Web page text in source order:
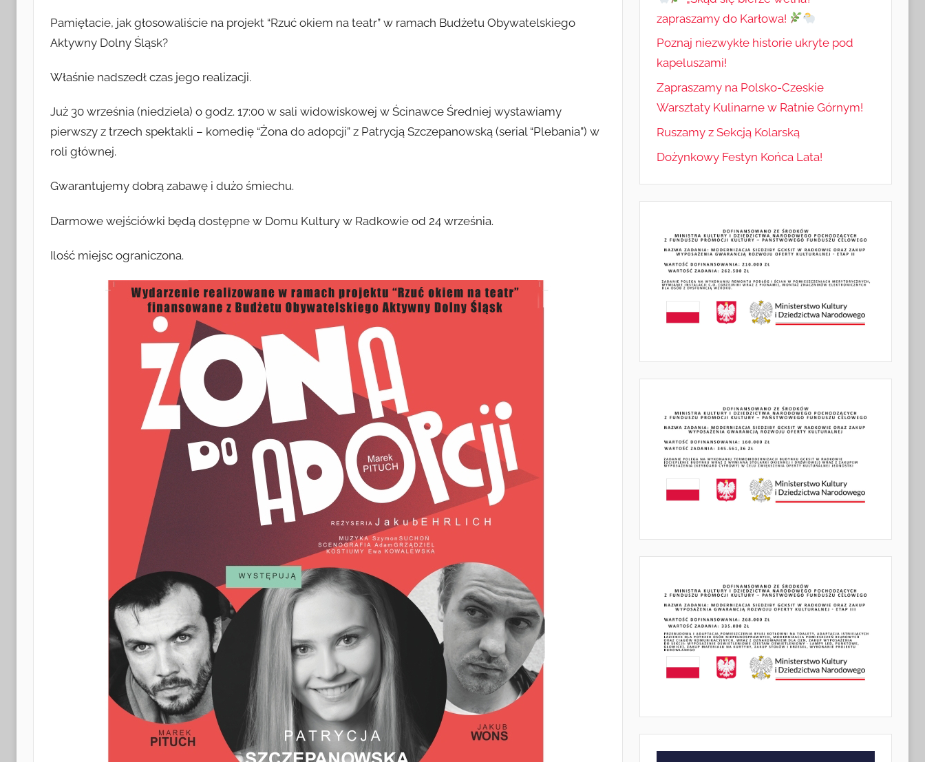
z
a
m
i
Pamiętacie, jak głosowaliście na projekt “Rzuć okiem na teatr” w ramach Budżetu Obywatelskiego
Aktywny Dolny Śląsk?
Właśnie nadszedł czas jego realizacji.
Już 30 września (niedziela) o godz. 17:00 w sali widowiskowej w Ścinawce Średniej wystawiamy
pierwszy z trzech spektakli – komedię “Żona do adopcji” z Patrycją Szczepanowską (serial “Plebania”) w
roli głównej.
Gwarantujemy dobrą zabawę i dużo śmiechu.
Darmowe wejściówki będą dostępne w Domu Kultury w Radkowie od 24 września.
Ilość miejsc ograniczona.
zapraszamy do Karłowa!
Poznaj niezwykłe historie ukryte pod
kapeluszami!
Zapraszamy na Polsko-Czeskie
Warsztaty Kulinarne w Ratnie Górnym!
Ruszamy z Sekcją Kolarską
Dożynkowy Festyn Końca Lata!